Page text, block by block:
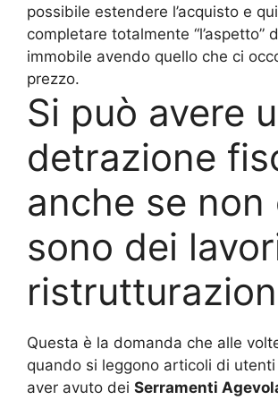
possibile estendere l’acquisto e
completare totalmente “l’aspetto”
immobile avendo quello che ci
prezzo.
Si può avere
detrazione
anche se non
sono dei
Questa è la domanda che alle
quando si leggono articoli di
aver avuto dei Serramenti